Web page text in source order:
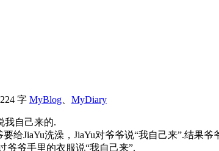
224 字 MyBlog MyDiary
我自己来的.
给JiaYu洗澡，JiaYu对爷爷说“我自己来”.结果爷
爷爷手里的衣服说“我自己来”.